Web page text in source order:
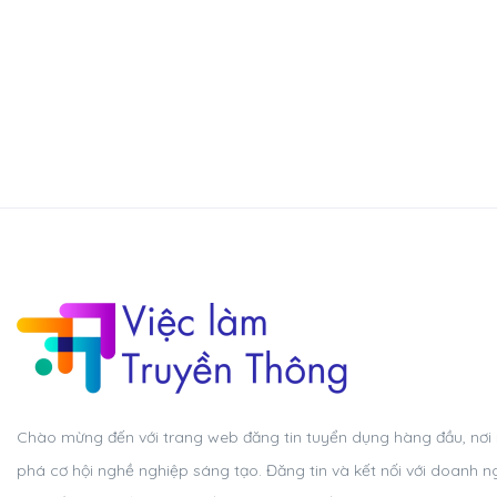
Chào mừng đến với trang web đăng tin tuyển dụng hàng đầu,
phá cơ hội nghề nghiệp sáng tạo. Đăng tin và kết nối với doanh